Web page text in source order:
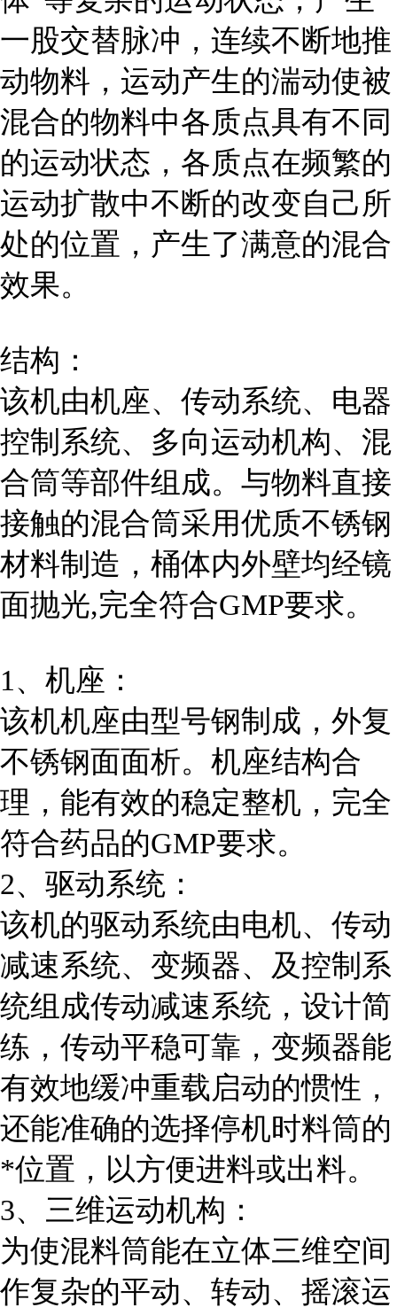
一股交替脉冲，连续不断地推
动物料，运动产生的湍动使被
混合的物料中各质点具有不同
的运动状态，各质点在频繁的
运动扩散中不断的改变自己所
处的位置，产生了满意的混合
效果。
结构：
该机由机座、传动系统、电器
控制系统、多向运动机构、混
合筒等部件组成。与物料直接
接触的混合筒采用优质不锈钢
材料制造，桶体内外壁均经镜
面抛光,完全符合GMP要求。
1、机座：
该机机座由型号钢制成，外复
不锈钢面面析。机座结构合
理，能有效的稳定整机，完全
符合药品的GMP要求。
2、驱动系统：
该机的驱动系统由电机、传动
减速系统、变频器、及控制系
统组成传动减速系统，设计简
练，传动平稳可靠，变频器能
有效地缓冲重载启动的惯性，
还能准确的选择停机时料筒的
*位置，以方便进料或出料。
3、三维运动机构：
为使混料筒能在立体三维空间
作复杂的平动、转动、摇滚运